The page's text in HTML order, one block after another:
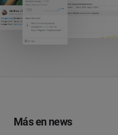
Más en news